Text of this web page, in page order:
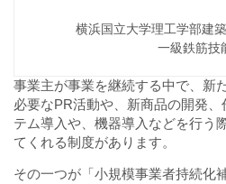
横浜国立大学理工学部建
一級鉄筋技
事業主が事業を継続する中で、新
必要なPR活動や、新商品の開発
テム導入や、機器導入などを行う
てくれる制度があります。
その一つが「小規模事業者持続化